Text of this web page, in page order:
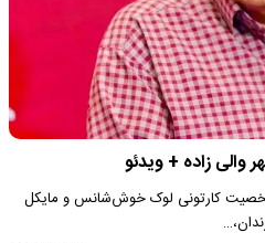
والی زاده + ویدئو
کارتونی لوک خوش‌شانس و مایکل